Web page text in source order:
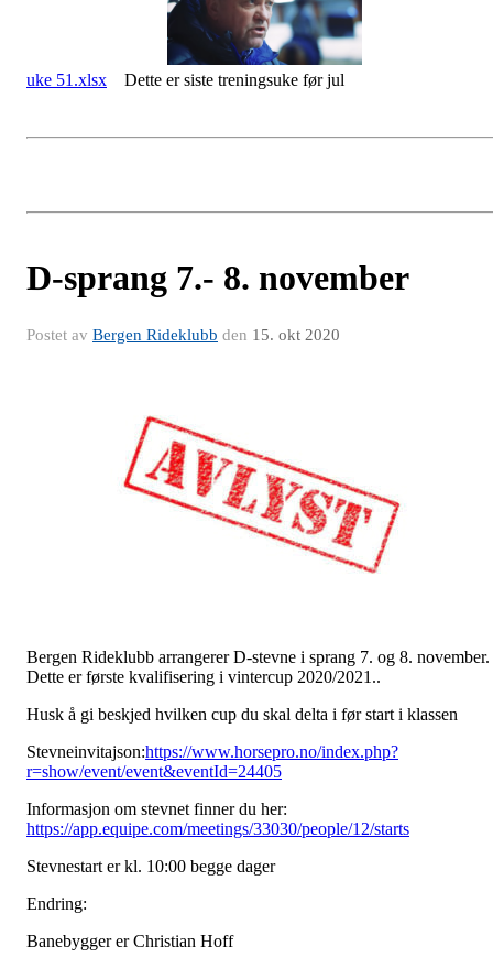
uke 51.xlsx Dette er siste treningsuke før jul
D-sprang 7.- 8. november
Postet av Bergen Rideklubb den 15. okt 2020
Bergen Rideklubb arrangerer D-stevne i sprang 7. og 8. november.
Dette er første kvalifisering i vintercup 2020/2021..
Husk å gi beskjed hvilken cup du skal delta i før start i klassen
Stevneinvitajson:https://www.horsepro.no/index.php?
r=show/event/event&eventId=24405
Informasjon om stevnet finner du her:
https://app.equipe.com/meetings/33030/people/12/starts
Stevnestart er kl. 10:00 begge dager
Endring:
Banebygger er Christian Hoff